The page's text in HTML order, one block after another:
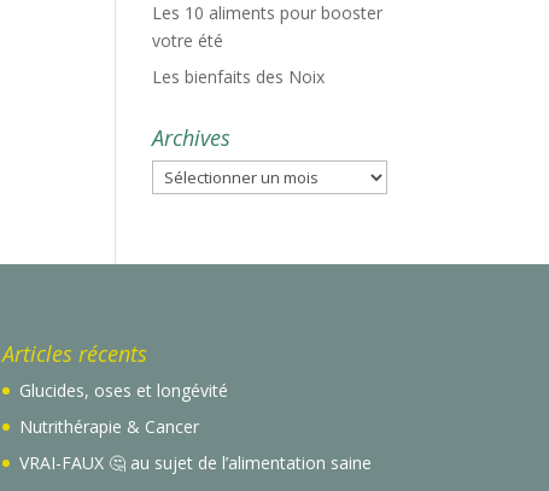
Les 10 aliments pour booster
votre été
Les bienfaits des Noix
Archives
Archives
Articles récents
Glucides, oses et longévité
Nutrithérapie & Cancer
VRAI-FAUX 🤔 au sujet de l’alimentation saine